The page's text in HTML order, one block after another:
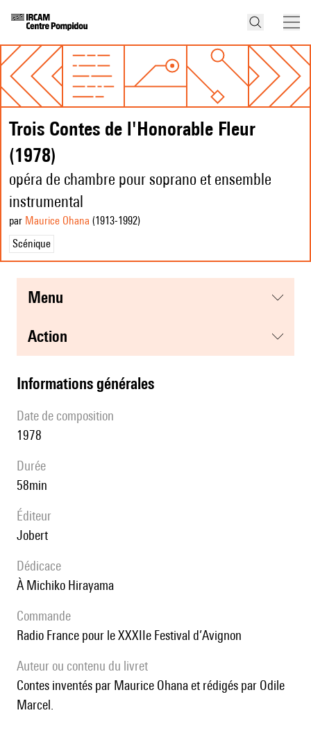
Trois Contes de l'Honorable Fleur
(1978)
opéra de chambre pour soprano et ensemble
instrumental
par Maurice Ohana (1913-1992)
Scénique
menu
action
informations générales
date de composition
1978
durée
58min
éditeur
Jobert
Dédicace
à Michiko Hirayama
Commande
Radio France pour le XXXIIe Festival d’Avignon
Auteur ou contenu du livret
Contes inventés par Maurice Ohana et rédigés par Odile
Marcel.